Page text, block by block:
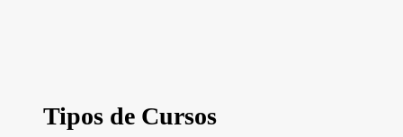
Tipos de Cursos